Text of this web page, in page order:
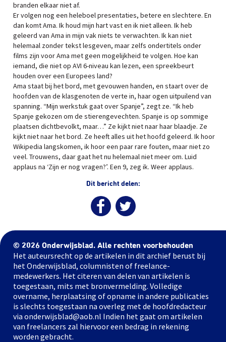
branden elkaar niet af.
Er volgen nog een heleboel presentaties, betere en slechtere. En
dan komt Ama. Ik houd mijn hart vast en ik niet alleen. Ik heb
geleerd van Ama in mijn vak niets te verwachten. Ik kan niet
helemaal zonder tekst lesgeven, maar zelfs ondertitels onder
films zijn voor Ama met geen mogelijkheid te volgen. Hoe kan
iemand, die niet op AVI 6-niveau kan lezen, een spreekbeurt
houden over een Europees land?
Ama staat bij het bord, met gevouwen handen, en staart over de
hoofden van de klasgenoten de verte in, haar ogen uitpuilend van
spanning. “Mijn werkstuk gaat over Spanje”, zegt ze. “Ik heb
Spanje gekozen om de stierengevechten. Spanje is op sommige
plaatsen dichtbevolkt, maar…” Ze kijkt niet naar haar blaadje. Ze
kijkt niet naar het bord. Ze heeft alles uit het hoofd geleerd. Ik hoor
Wikipedia langskomen, ik hoor een paar rare fouten, maar niet zo
veel. Trouwens, daar gaat het nu helemaal niet meer om. Luid
applaus na ‘Zijn er nog vragen?’. Een 9, zeg ik. Weer applaus.
Dit bericht delen:
© 2026 Onderwijsblad. Alle rechten voorbehouden
Het auteursrecht op de artikelen in dit archief berust bij
het Onderwijsblad, columnisten of freelance-
medewerkers. Het citeren van delen van artikelen is
toegestaan, mits met bronvermelding. Volledige
overname, herplaatsing of opname in andere publicaties
is slechts toegestaan na overleg met de hoofdredacteur
via onderwijsblad@aob.nl Indien het gaat om artikelen
van freelancers zal hiervoor een bedrag in rekening
worden gebracht.